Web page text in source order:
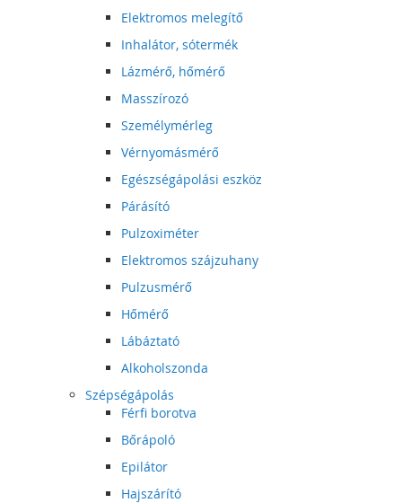
Elektromos melegítő
Inhalátor, sótermék
Lázmérő, hőmérő
Masszírozó
Személymérleg
Vérnyomásmérő
Egészségápolási eszköz
Párásító
Pulzoximéter
Elektromos szájzuhany
Pulzusmérő
Hőmérő
Lábáztató
Alkoholszonda
Szépségápolás
Férfi borotva
Bőrápoló
Epilátor
Hajszárító